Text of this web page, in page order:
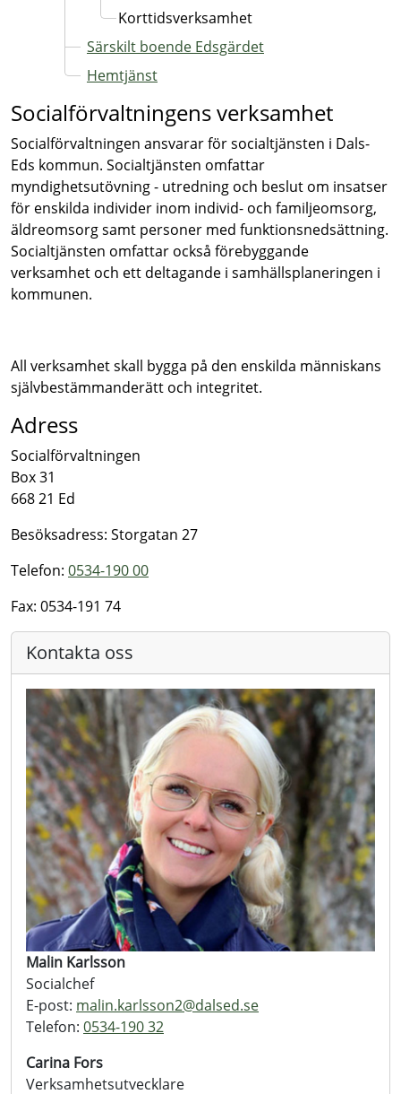
Korttidsverksamhet
Särskilt boende Edsgärdet
Hemtjänst
Socialförvaltningens verksamhet
Socialförvaltningen ansvarar för socialtjänsten i Dals-
Eds kommun. Socialtjänsten omfattar
myndighetsutövning - utredning och beslut om insatser
för enskilda individer inom individ- och familjeomsorg,
äldreomsorg samt personer med funktionsnedsättning.
Socialtjänsten omfattar också förebyggande
verksamhet och ett deltagande i samhällsplaneringen i
kommunen.
All verksamhet skall bygga på den enskilda människans
självbestämmanderätt och integritet.
Adress
Socialförvaltningen
Box 31
668 21 Ed
Besöksadress: Storgatan 27
Telefon: 0534-190 00
Fax: 0534-191 74
Kontakta oss
Malin Karlsson
Socialchef
E-post: malin.karlsson2@dalsed.se
Telefon: 0534-190 32
Carina Fors
Verksamhetsutvecklare